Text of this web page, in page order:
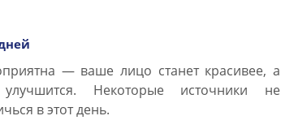
— ваше лицо станет красивее, а
улучшится. Некоторые источники не
в этот день.